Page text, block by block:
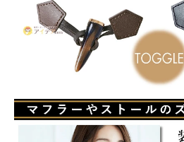
インテリア
カテゴリ一覧
お悩み解決コラム